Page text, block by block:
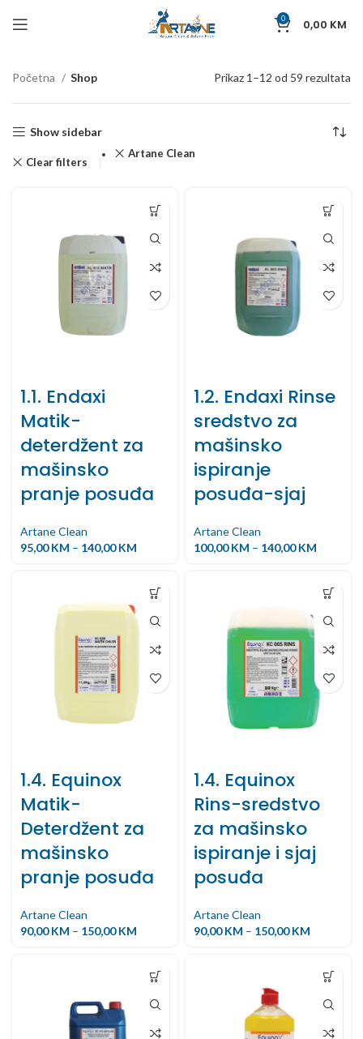
0 0,00 KM
Početna Shop Prikaz 1–12 od 59 rezultata
Show sidebar
Clear filters
Artane Clean
1.1. Endaxi
Matik-
deterdžent za
mašinsko
pranje posuđa
Artane Clean
95,00KM – 140,00KM
1.2. Endaxi Rinse
sredstvo za
mašinsko
ispiranje
posuđa-sjaj
Artane Clean
100,00KM – 140,00KM
1.4. Equinox
Matik-
Deterdžent za
mašinsko
pranje posuđa
Artane Clean
90,00KM – 150,00KM
1.4. Equinox
Rins-sredstvo
za mašinsko
ispiranje i sjaj
posuđa
Artane Clean
90,00KM – 150,00KM